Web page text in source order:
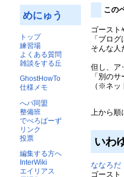
めにゅう
トップ
練習場
よくある質問
雑談をする丘
GhostHowTo
仕様メモ
へパ同盟
整備班
でべろぱーず
リンク
投票
編集する方へ
InterWiki
エイリアス
この
ゴースト
「ブロ
そんな人
但し、ア
「別の
（※ネッ
上から順
いわ
ななろだ
ゴースト